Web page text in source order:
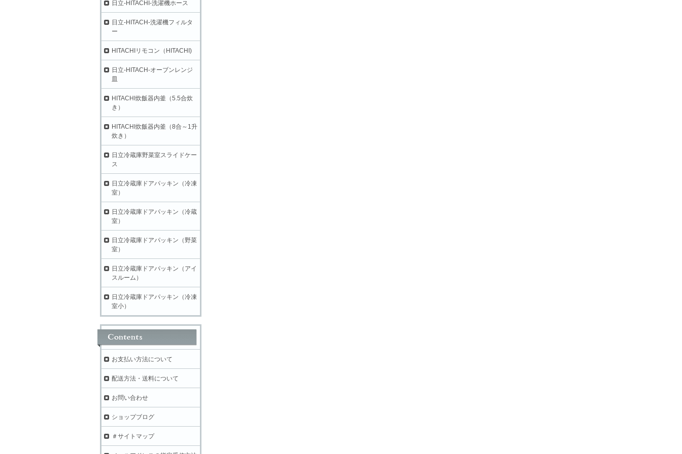
日立-HITACHI-洗濯機ホース
日立-HITACH-洗濯機フィルタ
ー
HITACHIリモコン（HITACHI)
日立-HITACH-オーブンレンジ
皿
HITACHI炊飯器内釜（5.5合炊
き）
HITACHI炊飯器内釜（8合～1升
炊き）
日立冷蔵庫野菜室スライドケー
ス
日立冷蔵庫ドアパッキン（冷凍
室）
日立冷蔵庫ドアパッキン（冷蔵
室）
日立冷蔵庫ドアパッキン（野菜
室）
日立冷蔵庫ドアパッキン（アイ
スルーム）
日立冷蔵庫ドアパッキン（冷凍
室小）
お支払い方法について
配送方法・送料について
お問い合わせ
ショップブログ
＃サイトマップ